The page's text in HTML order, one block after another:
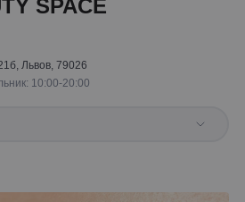
SPACE
Львов, 79026
10:00-20:00